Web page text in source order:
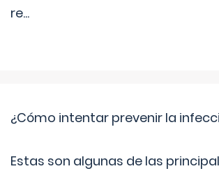
re...
¿Cómo intentar prevenir la
Estas son algunas de las